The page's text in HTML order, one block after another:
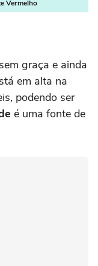
Vermelho
graça e ainda
em alta na
podendo ser
é uma fonte de